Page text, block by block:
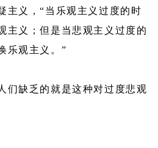
主义，“当乐观主义过度的时
主义；但是当悲观主义过度的
乐观主义。”
们缺乏的就是这种对过度悲观